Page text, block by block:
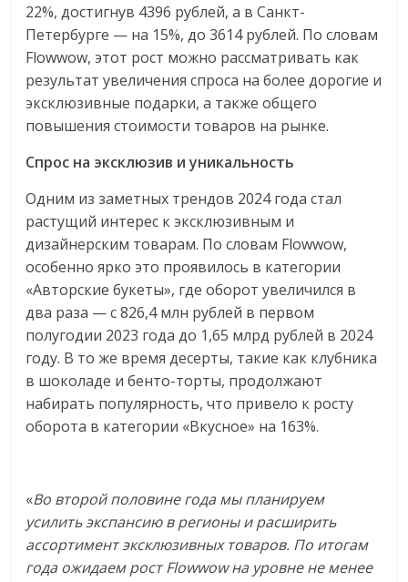
22%, достигнув 4396 рублей, а в Санкт-
Петербурге — на 15%, до 3614 рублей. По словам
Flowwow, этот рост можно рассматривать как
результат увеличения спроса на более дорогие и
эксклюзивные подарки, а также общего
повышения стоимости товаров на рынке.
Спрос на эксклюзив и уникальность
Одним из заметных трендов 2024 года стал
растущий интерес к эксклюзивным и
дизайнерским товарам. По словам Flowwow,
особенно ярко это проявилось в категории
«Авторские букеты», где оборот увеличился в
два раза — с 826,4 млн рублей в первом
полугодии 2023 года до 1,65 млрд рублей в 2024
году. В то же время десерты, такие как клубника
в шоколаде и бенто-торты, продолжают
набирать популярность, что привело к росту
оборота в категории «Вкусное» на 163%.
«Во второй половине года мы планируем
усилить экспансию в регионы и расширить
ассортимент эксклюзивных товаров. По итогам
года ожидаем рост Flowwow на уровне не менее